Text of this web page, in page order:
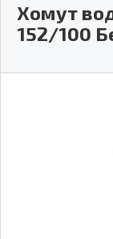
Хомут
152/100